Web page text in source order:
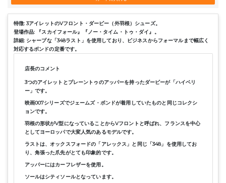
特徴: 3アイレットのVフロント・ダービー（外羽根）シューズ。
登場作品: 『スカイフォール』『ノー・タイム・トゥ・ダイ』。
詳細: シャープな「348ラスト」を使用しており、ビジネスからフォーマルまで幅広く
対応するボンドの定番です。
店長のコメント
3つのアイレットとプレーントゥのアッパーを持ったダービーが「ハイベリ
ー」です。
映画007シリーズでジェームズ・ボンドが着用していたものと同じコレクシ
ョンです。
羽根の形状がV型になっていることからVフロントと呼ばれ、フランスを中心
としてヨーロッパで大変人気のあるモデルです。
ラストは、オックスフォードの「アレックス」と同じ「348」を使用してお
り、角張った爪先がとても印象的です。
アッパーにはカーフレザーを使用。
ソールはシティソールとなっています。